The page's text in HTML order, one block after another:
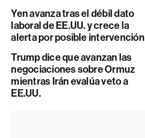
Yen avanza tras el débil dato
laboral de EE.UU. y crece la
alerta por posible intervención
Trump dice que avanzan las
negociaciones sobre Ormuz
mientras Irán evalúa veto a
EE.UU.